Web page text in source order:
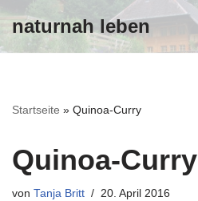
Zum
naturnah leben
Startseite » Quinoa-Curry
Quinoa-Curry
von Tanja Britt 20. April 2016